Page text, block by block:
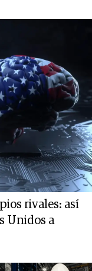
rivales: así
Unidos a